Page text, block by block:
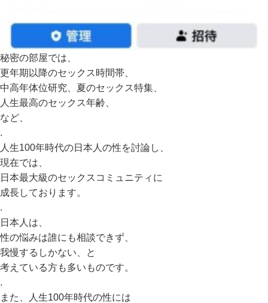
秘密の部屋では、
更年期以降のセックス時間帯、
中高年体位研究、夏のセックス特集、
人生最高のセックス年齢、
など、
.
人生100年時代の日本人の性を討論し、
現在では、
日本最大級のセックスコミュニティに
成長しております。
.
日本人は、
性の悩みは誰にも相談できず、
我慢するしかない、と
考えている方も多いものです。
.
また、人生100年時代の性には